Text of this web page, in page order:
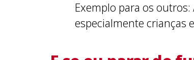
Exemplo para os
especialmente crianças